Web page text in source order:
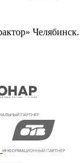
Челябинск.